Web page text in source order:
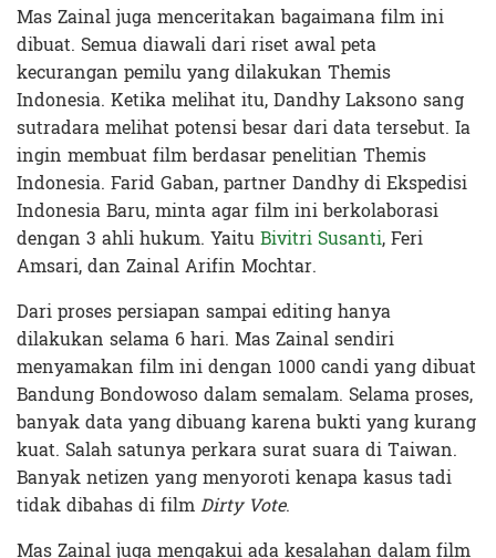
Mas Zainal juga menceritakan bagaimana film ini
dibuat. Semua diawali dari riset awal peta
kecurangan pemilu yang dilakukan Themis
Indonesia. Ketika melihat itu, Dandhy Laksono sang
sutradara melihat potensi besar dari data tersebut. Ia
ingin membuat film berdasar penelitian Themis
Indonesia. Farid Gaban, partner Dandhy di Ekspedisi
Indonesia Baru, minta agar film ini berkolaborasi
dengan 3 ahli hukum. YaituBivitri Susanti, Feri
Amsari, dan Zainal Arifin Mochtar.
Dari proses persiapan sampai editing hanya
dilakukan selama 6 hari. Mas Zainal sendiri
menyamakan film ini dengan 1000 candi yang dibuat
Bandung Bondowoso dalam semalam. Selama proses,
banyak data yang dibuang karena bukti yang kurang
kuat. Salah satunya perkara surat suara di Taiwan.
Banyak netizen yang menyoroti kenapa kasus tadi
tidak dibahas di filmDirty Vote.
Mas Zainal juga mengakui ada kesalahan dalam film